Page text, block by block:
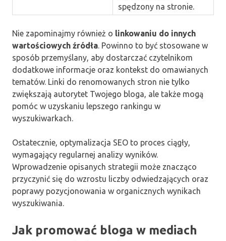
spędzony na stronie.
Nie zapominajmy również o linkowaniu do innych
wartościowych źródła. Powinno to być stosowane w
sposób przemyślany, aby dostarczać czytelnikom
dodatkowe informacje oraz kontekst do omawianych
tematów. Linki do renomowanych stron nie tylko
zwiększają autorytet Twojego bloga, ale także mogą
pomóc w uzyskaniu lepszego rankingu w
wyszukiwarkach.
Ostatecznie, optymalizacja SEO to proces ciągły,
wymagający regularnej analizy wyników.
Wprowadzenie opisanych strategii może znacząco
przyczynić się do wzrostu liczby odwiedzających oraz
poprawy pozycjonowania w organicznych wynikach
wyszukiwania.
Jak promować bloga w mediach